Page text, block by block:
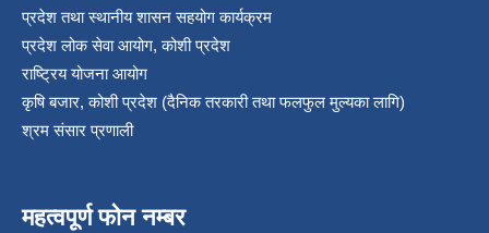
प्रदेश तथा स्थानीय शासन सहयोग कार्यक्रम
प्रदेश लोक सेवा आयोग, कोशी प्रदेश
राष्ट्रिय योजना आयोग
कृषि बजार, कोशी प्रदेश (दैनिक तरकारी तथा फलफुल मुल्यका लागि)
श्रम संसार प्रणाली
महत्वपूर्ण फोन नम्बर